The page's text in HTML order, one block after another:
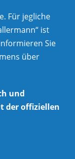
Für jegliche
ist
Sie
über
und
der offiziellen